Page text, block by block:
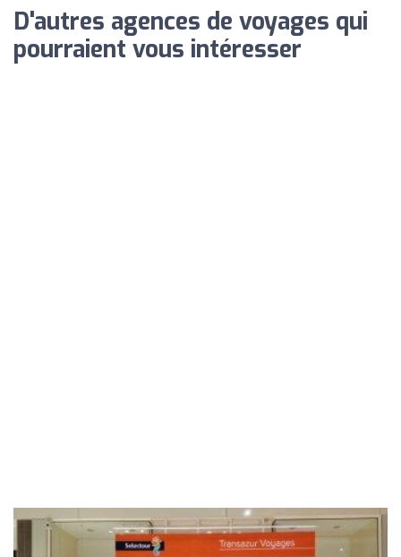
D'autres agences de voyages qui
pourraient vous intéresser